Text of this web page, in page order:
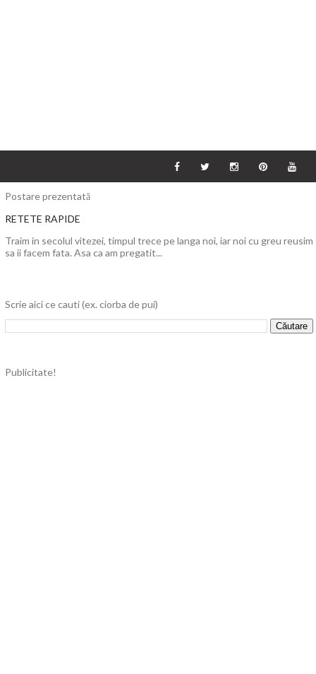
Postare prezentată
RETETE RAPIDE
Traim in secolul vitezei, timpul trece pe langa noi, iar noi cu greu reusim
sa ii facem fata. Asa ca am pregatit...
Scrie aici ce cauti (ex. ciorba de pui)
Publicitate!